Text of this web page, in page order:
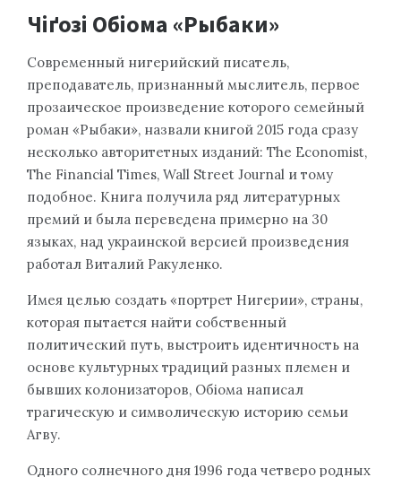
Чіґозі Обіома «Рыбаки»
Современный нигерийский писатель,
преподаватель, признанный мыслитель, первое
прозаическое произведение которого семейный
роман «Рыбаки», назвали книгой 2015 года сразу
несколько авторитетных изданий: The Economist,
The Financial Times, Wall Street Journal и тому
подобное. Книга получила ряд литературных
премий и была переведена примерно на 30
языках, над украинской версией произведения
работал Виталий Ракуленко.
Имея целью создать «портрет Нигерии», страны,
которая пытается найти собственный
политический путь, выстроить идентичность на
основе культурных традиций разных племен и
бывших колонизаторов, Обіома написал
трагическую и символическую историю семьи
Агву.
Одного солнечного дня 1996 года четверо родных